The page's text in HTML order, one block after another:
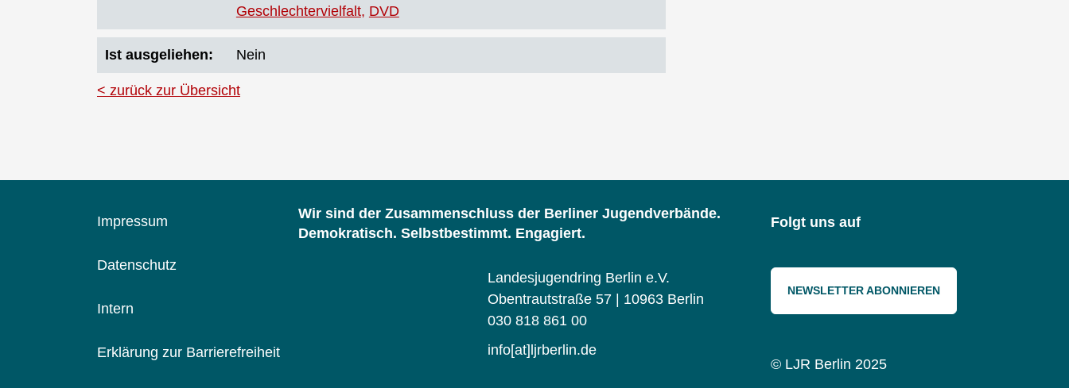
Geschlechtervielfalt DVD
Ist ausgeliehen Nein
zurück zur Übersicht
Impressum
Datenschutz
Intern
Erklärung zur Barrierefreiheit
Wir sind der Zusammenschluss der Berliner Jugendverbände.
Demokratisch. Selbstbestimmt. Engagiert.
Landesjugendring Berlin e.V.
Obentrautstraße 57 | 10963 Berlin
030 818 861 00
info[at]ljrberlin.de
Folgt uns auf
NEWSLETTER ABONNIEREN
© LJR Berlin 2025